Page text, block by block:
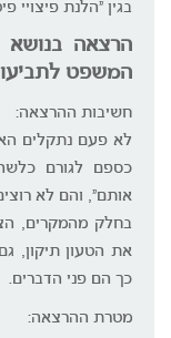
בגין "הלנת פיצויי
הרצאה
המשפט
חשיבות ההרצאה:
לא פעם נתקלים
כספם לגורם
אותם", והם לא
בחלק מהמקרים,
את הטעון תיקון,
כך הם פני הדברים.
מטרת ההרצאה: